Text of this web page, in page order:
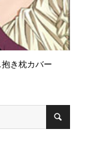
き枕カバー